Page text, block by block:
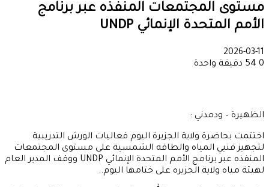
مستوى المجتمعات المنفذه عبر برنامج
الأمم المتحدة الإنمائي UNDP
2026-03-11
0
دقيقة واحدة
الظهيرة – ودمدني :
اختتمت بحاضرة ولاية الجزيرة اليوم فعاليات الورش التدريبية
لتجهيز فنيي المياه والطاقه الشمسية على مستوى المجتمعات
المنفذه عبر برنامج الأمم المتحدة الإنمائي UNDP ووقف المدير العام
لهيئة مياه ولاية الجزيره على ختامها اليوم..